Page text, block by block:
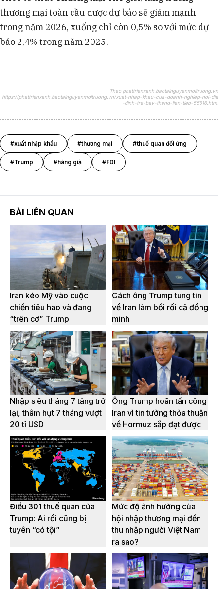
thương mại toàn cầu được dự báo sẽ giảm mạnh
trong năm 2026, xuống chỉ còn 0,5% so với mức dự
báo 2,4% trong năm 2025.
Theo phattrienxanh.baotainguyenmoitruong.vn
https://phattrienxanh.baotainguyenmoitruong.vn/xuat-nhap-khau-cua-doanh-nghiep-noi-dia
-dinh-tre-bay-thang-lien-tiep-55616.html
#xuất nhập khẩu #thương mại #thuế quan đối ứng
#Trump #hàng giả #FDI
BÀI LIÊN QUAN
Iran kéo Mỹ vào cuộc
chiến tiêu hao và đang
“trên cơ” Trump
Cách ông Trump tung tin
về Iran làm bối rối cả đồng
minh
Nhập siêu tháng 7 tăng trở
lại, thâm hụt 7 tháng vượt
20 tỉ USD
Ông Trump hoãn tấn công
Iran vì tin tưởng thỏa thuận
về Hormuz sắp đạt được
Điều 301 thuế quan của
Trump: Ai rồi cũng bị
tuyên “có tội”
Mức độ ảnh hưởng của
hội nhập thương mại đến
thu nhập người Việt Nam
ra sao?